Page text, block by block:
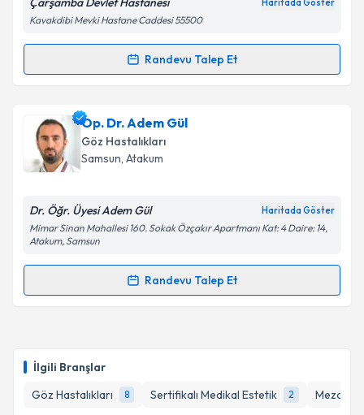
İlgili Branşlar
Göz Hastalıkları
8 Sertifikalı Medikal Estetik 2
Haritada Göster
Kavakdibi Mevki Hastane Caddesi 55500
Randevu Talep Et
Randevu Takvimi Talebi
Op. Dr. Serdar İlgüy için randevu takvimi talebi
oluşturun. Size bu uzmandan randevu almanız için bir
takvim hazırlandığında e-posta ile bilgilendireceğiz.
Kişisel verilerimin işlenmesine ilişkinAydınlatma
'ni okudum ve kişisel verilerimin belirtilen
kapsamda işlenmesini kabul ediyorum.
Takvim Talebini Gönder
Op. Dr. Adem Gül
Göz Hastalıkları
Samsun, Atakum
Dr. Öğr. Üyesi Adem Gül Haritada Göster
Mimar Sinan Mahallesi 160. Sokak Özçakır Apartmanı Kat: 4 Daire: 14,
Atakum, Samsun
Randevu Talep Et
Randevu Takvimi Talebi
takvim hazırlandığında e-posta ile bilgilendireceğiz.
E-posta Adresiniz